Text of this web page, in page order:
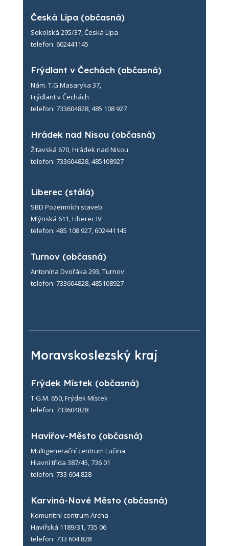
Česká Lípa (občasná)
Sokolská 295/37, Česká Lípa
telefon: 602441145
Frýdlant v Čechách (občasná)
Nám. T.G.Masaryka 37,
Frýdlant v Čechách
telefon: 733604828, 485 108 927
Hrádek nad Nisou (občasná)
Žitavská 670, Hrádek nad Nisou
telefon: 733604828, 485108927
Liberec (stálá)
SBD Pozemních staveb
Mlýnská 611, Liberec IV
telefon: 485 108 927, 602441145
Turnov (občasná)
Antonína Dvořáka 293, Turnov
telefon: 733604828, 485108927
Moravskoslezský kraj
Frýdek Místek (občasná)
T.G.M. 650, Frýdek Místek
telefon: 733604828
Havířov-Město (občasná)
Multigenerační centrum Lučina
Hlavní třída 387/45, 736 01
telefon: 733 604 828
Karviná-Nové Město (občasná)
Komunitní centrum Archa
Havířská 1189/31, 735 06
telefon: 733 604 828